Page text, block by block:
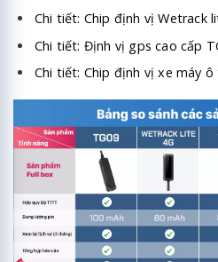
Chi tiết: Chip định vị Wetrack
Chi tiết: Định vị gps cao cấp
Chi tiết: Chip định vị xe máy ô